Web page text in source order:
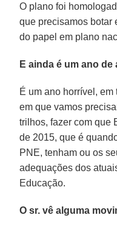
O plano foi
que precisamos botar
do papel em plano
E ainda é um ano de
É um ano horrível,
em que vamos
trilhos, fazer com que
de 2015, que é
PNE, tenham ou os
adequações dos
Educação.
O sr. vê alguma